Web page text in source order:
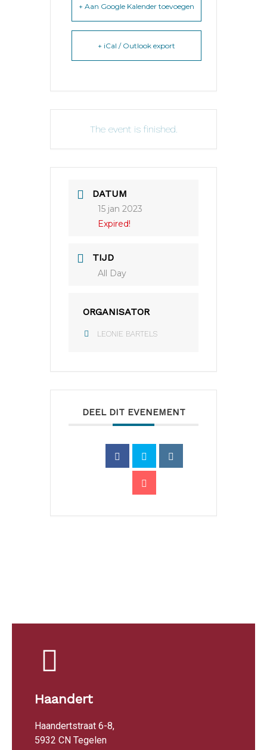
+ Aan Google Kalender toevoegen
+ iCal / Outlook export
The event is finished.
DATUM
15 jan 2023
Expired!
TIJD
All Day
ORGANISATOR
LEONIE BARTELS
DEEL DIT EVENEMENT
Haandert
Haandertstraat 6-8,
5932 CN Tegelen